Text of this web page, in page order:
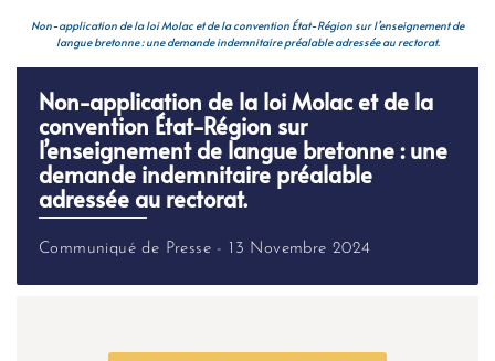
Non-application de la loi Molac et de la convention État-Région sur l’enseignement de
langue bretonne : une demande indemnitaire préalable adressée au rectorat.
Non-application de la loi Molac et de la
convention État-Région sur
l’enseignement de langue bretonne : une
demande indemnitaire préalable
adressée au rectorat.
Communiqué de Presse - 13 Novembre 2024